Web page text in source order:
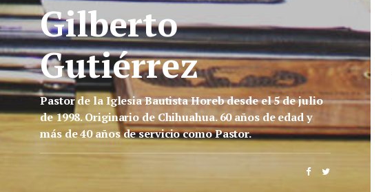
Gilberto
Gutiérrez
Pastor de la Iglesia Bautista Horeb desde el 5 de julio
de 1998. Originario de Chihuahua. 60 años de edad y
más de 40 años de servicio como Pastor.